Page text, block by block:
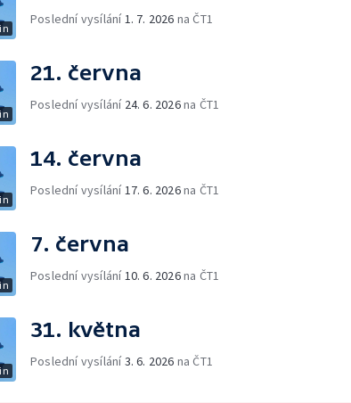
Poslední vysílání 1. 7. 2026 na ČT1
21. června
Poslední vysílání 24. 6. 2026na ČT1
14. června
Poslední vysílání 17. 6. 2026na ČT1
7. června
Poslední vysílání 10. 6. 2026na ČT1
31. května
Poslední vysílání3. 6. 2026 na ČT1